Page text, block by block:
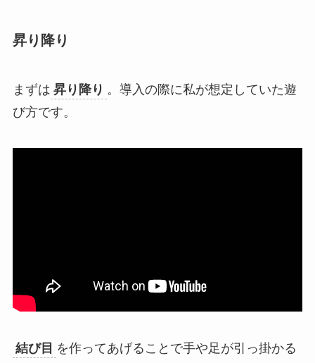
昇り降り
まずは 昇り降り 。導入の際に私が想定していた遊
び方です。
結び目 を作ってあげることで手や足が引っ掛かる